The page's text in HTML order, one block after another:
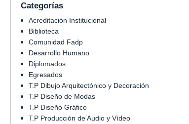
Categorías
Acreditación Institucional
Biblioteca
Comunidad Fadp
Desarrollo Humano
Diplomados
Egresados
T.P Dibujo Arquitectónico y Decoración
T.P Diseño de Modas
T.P Diseño Gráfico
T.P Producción de Audio y Vídeo